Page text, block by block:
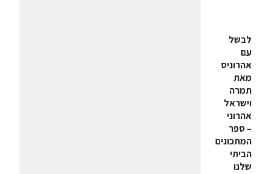
לבשל
עם
אהרוניס
מאת
תמרה
וישראל
אהרוני
–ספר
המתכונים
הביתי
שלנו